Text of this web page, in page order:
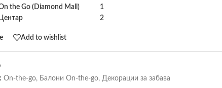
the Go (Diamond Mall)
1
2
Add to wishlist
On-the-go, Балони On-the-go, Декорации за забава